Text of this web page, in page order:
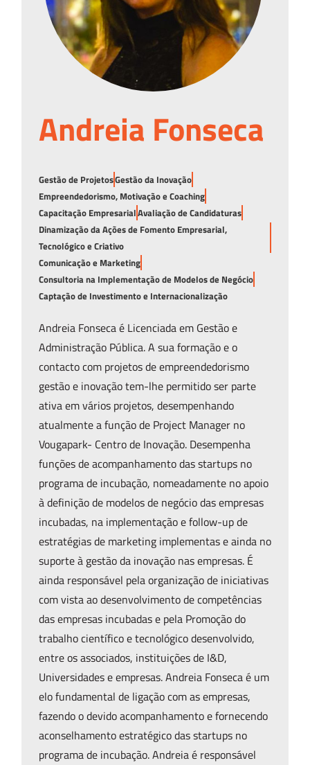
Andreia Fonseca
Gestão de ProjetosGestão da Inovação
Empreendedorismo, Motivação e Coaching
Capacitação EmpresarialAvaliação de Candidaturas
Dinamização da Ações de Fomento Empresarial,
Tecnológico e Criativo
Comunicação e Marketing
Consultoria na Implementação de Modelos de Negócio
Captação de Investimento e Internacionalização
Andreia Fonseca é Licenciada em Gestão e
Administração Pública. A sua formação e o
contacto com projetos de empreendedorismo
gestão e inovação tem-lhe permitido ser parte
ativa em vários projetos, desempenhando
atualmente a função de Project Manager no
Vougapark- Centro de Inovação. Desempenha
funções de acompanhamento das startups no
programa de incubação, nomeadamente no apoio
à definição de modelos de negócio das empresas
incubadas, na implementação e follow-up de
estratégias de marketing implementas e ainda no
suporte à gestão da inovação nas empresas. É
ainda responsável pela organização de iniciativas
com vista ao desenvolvimento de competências
das empresas incubadas e pela Promoção do
trabalho científico e tecnológico desenvolvido,
entre os associados, instituições de I&D,
Universidades e empresas. Andreia Fonseca é um
elo fundamental de ligação com as empresas,
fazendo o devido acompanhamento e fornecendo
aconselhamento estratégico das startups no
programa de incubação. Andreia é responsável